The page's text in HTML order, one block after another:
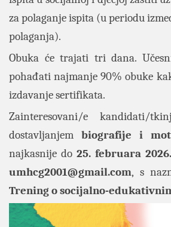
za polaganje ispita (u periodu
polaganja).
Obuka će trajati tri dana.
pohađati najmanje 90% obuke
izdavanje sertifikata.
Zainteresovani/e kandidati/
dostavljanjem biografije i
najkasnije do 25. februara
umhcg2001@gmail.com, s
Trening o socijalno-